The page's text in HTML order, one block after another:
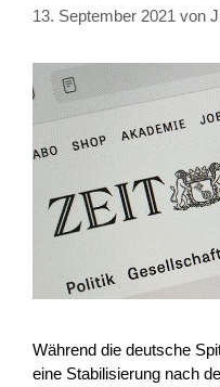
13. September 2021 von
Während die deutsche
eine Stabilisierung nach